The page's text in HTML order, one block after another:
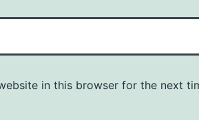
in this browser for the next